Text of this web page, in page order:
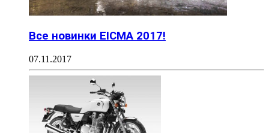
Все новинки EICMA 2017!
07.11.2017